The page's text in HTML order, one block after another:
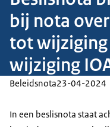
bij nota
tot
wijziging
Beleidsnota23-04-2024
In een beslisnota staat